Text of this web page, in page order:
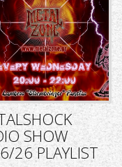
SHOW
26 PLAYLIST